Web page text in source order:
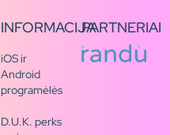
INFORMACIJA
iOS ir
Android
programėlės
D.U.K. perks
PARTNERIAI